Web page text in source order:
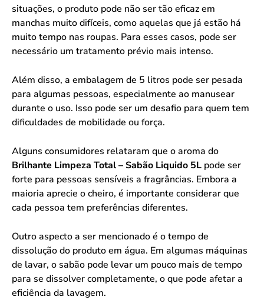
situações, o produto pode não ser tão eficaz em
manchas muito difíceis, como aquelas que já estão há
muito tempo nas roupas. Para esses casos, pode ser
necessário um tratamento prévio mais intenso.
Além disso, a embalagem de 5 litros pode ser pesada
para algumas pessoas, especialmente ao manusear
durante o uso. Isso pode ser um desafio para quem tem
dificuldades de mobilidade ou força.
Alguns consumidores relataram que o aroma do
Brilhante Limpeza Total – Sabão Liquido 5L pode ser
forte para pessoas sensíveis a fragrâncias. Embora a
maioria aprecie o cheiro, é importante considerar que
cada pessoa tem preferências diferentes.
Outro aspecto a ser mencionado é o tempo de
dissolução do produto em água. Em algumas máquinas
de lavar, o sabão pode levar um pouco mais de tempo
para se dissolver completamente, o que pode afetar a
eficiência da lavagem.